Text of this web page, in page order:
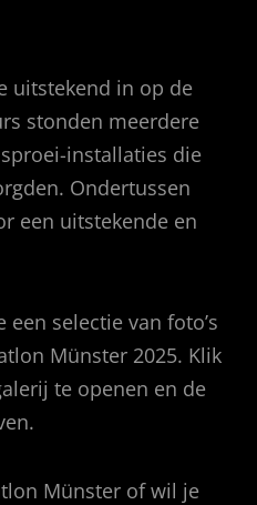
uitstekend in op de
stonden meerdere
installaties die
Ondertussen
een uitstekende en
selectie van foto’s
Münster 2025. Klik
te openen en de
Münster of wil je